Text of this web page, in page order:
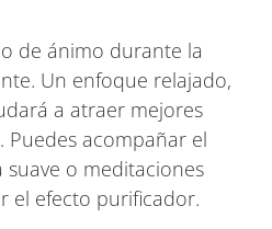
de ánimo durante la
Un enfoque relajado,
a atraer mejores
acompañar el
o meditaciones
el efecto purificador.